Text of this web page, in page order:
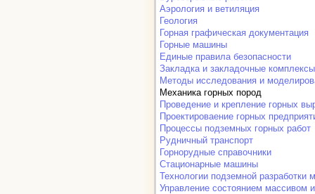
Аэрология и ветиляция
Геология
Горная графическая документация
Горные машины
Единые правила безопасности
Закладка и закладочные комплексы
Методы исследования и
Механика горных пород
Проведение и крепление горных
Проектироваение горных
Процессы подземных горных работ
Рудничный транспорт
Горнорудные справочники
Стационарные машины
Технологии подземной разработки
Управление состоянием массивом